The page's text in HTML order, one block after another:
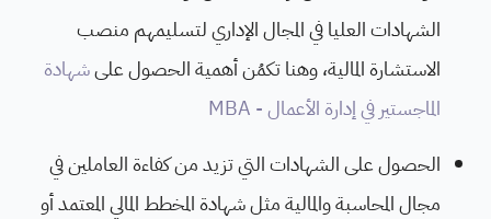
الشهادات العليا في المجال الإداري لتسليمهم منصب
الاستشارة المالية، وهنا تكمُن أهمية الحصول علىشهادة
الماجستير في إدارة الأعمال - MBA
الحصول على الشهادات التي تزيد من كفاءة العاملين في
مجال المحاسبة والمالية مثل شهادة المخطط المالي المعتمد أو